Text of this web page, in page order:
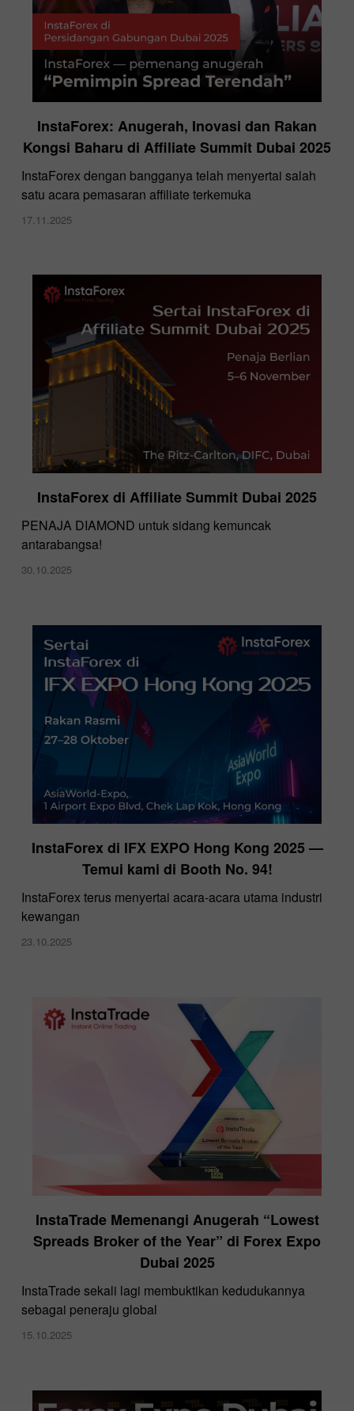
InstaForex: Anugerah, Inovasi dan Rakan
Kongsi Baharu di Affiliate Summit Dubai 2025
InstaForex dengan bangganya telah menyertai salah
satu acara pemasaran affiliate terkemuka
17.11.2025
InstaForex di Affiliate Summit Dubai 2025
PENAJA DIAMOND untuk sidang kemuncak
antarabangsa!
30.10.2025
InstaForex di IFX EXPO Hong Kong 2025 —
Temui kami di Booth No. 94!
InstaForex terus menyertai acara-acara utama industri
kewangan
23.10.2025
InstaTrade Memenangi Anugerah “Lowest
Spreads Broker of the Year” di Forex Expo
Dubai 2025
InstaTrade sekali lagi membuktikan kedudukannya
sebagai peneraju global
15.10.2025